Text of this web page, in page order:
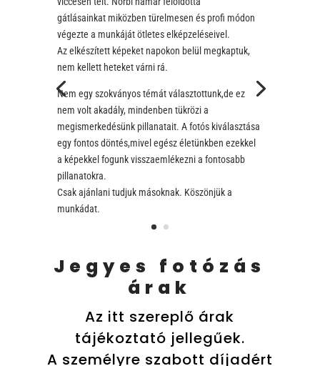
gátlásainkat miközben türelmesen és profi módon
végezte a munkáját ötletes elképzeléseivel.
Az elkészített képeket napokon belül megkaptuk,
nem kellett heteket várni rá.
Nem egy szokványos témát választottunk,de ez
nem volt akadály, mindenben tükrözi a
megismerkedésünk pillanatait. A fotós kiválasztása
egy fontos döntés,mivel egész életünkben ezekkel
a képekkel fogunk visszaemlékezni a fontosabb
pillanatokra.
Csak ajánlani tudjuk másoknak. Köszönjük a
munkádat.
Jegyes fotózás
árak
Az itt szereplő árak
tájékoztató jellegűek.
A személyre szabott díjadért